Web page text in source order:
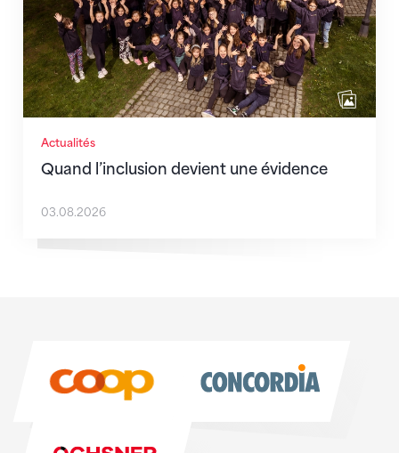
Actualités
Quand l’inclusion devient une évidence
03.08.2026